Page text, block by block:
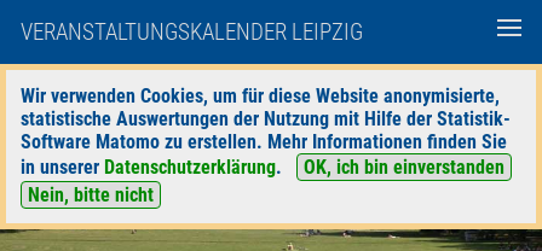
VERANSTALTUNGSKALENDER LEIPZIG
Wir verwenden Cookies, um für diese Website anonymisierte,
statistische Auswertungen der Nutzung mit Hilfe der Statistik-
Software Matomo zu erstellen. Mehr Informationen finden Sie
in unserer Datenschutzerklärung.
OK, ich bin einverstanden
Nein, bitte nicht